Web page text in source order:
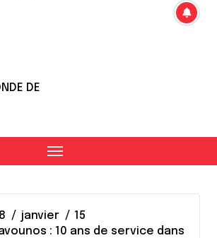
DE
janvier
15
: 10 ans de service dans